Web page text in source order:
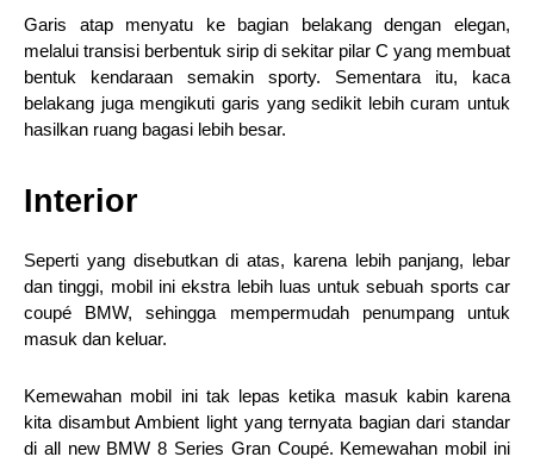
Garis atap menyatu ke bagian belakang dengan elegan,
melalui transisi berbentuk sirip di sekitar pilar C yang membuat
bentuk kendaraan semakin sporty. Sementara itu, kaca
belakang juga mengikuti garis yang sedikit lebih curam untuk
hasilkan ruang bagasi lebih besar.
Interior
Seperti yang disebutkan di atas, karena lebih panjang, lebar
dan tinggi, mobil ini ekstra lebih luas untuk sebuah sports car
coupé BMW, sehingga mempermudah penumpang untuk
masuk dan keluar.
Kemewahan mobil ini tak lepas ketika masuk kabin karena
kita disambut Ambient light yang ternyata bagian dari standar
di all new BMW 8 Series Gran Coupé. Kemewahan mobil ini